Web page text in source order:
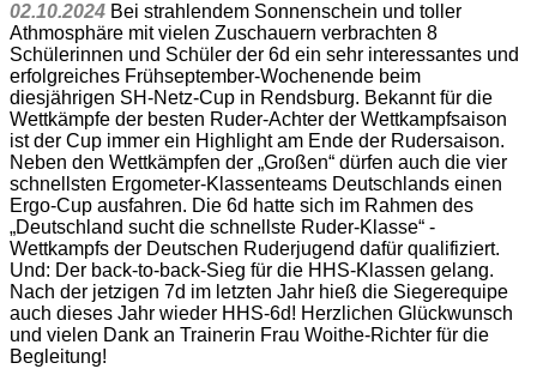
02.10.2024 Bei strahlendem Sonnenschein und toller
Athmosphäre mit vielen Zuschauern verbrachten 8
Schülerinnen und Schüler der 6d ein sehr interessantes und
erfolgreiches Frühseptember-Wochenende beim
diesjährigen SH-Netz-Cup in Rendsburg. Bekannt für die
Wettkämpfe der besten Ruder-Achter der Wettkampfsaison
ist der Cup immer ein Highlight am Ende der Rudersaison.
Neben den Wettkämpfen der „Großen“ dürfen auch die vier
schnellsten Ergometer-Klassenteams Deutschlands einen
Ergo-Cup ausfahren. Die 6d hatte sich im Rahmen des
„Deutschland sucht die schnellste Ruder-Klasse“ -
Wettkampfs der Deutschen Ruderjugend dafür qualifiziert.
Und: Der back-to-back-Sieg für die HHS-Klassen gelang.
Nach der jetzigen 7d im letzten Jahr hieß die Siegerequipe
auch dieses Jahr wieder HHS-6d! Herzlichen Glückwunsch
und vielen Dank an Trainerin Frau Woithe-Richter für die
Begleitung!